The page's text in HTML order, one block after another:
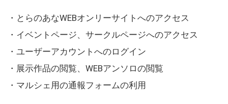
・とらのあなWEBオンリーサイトへのアクセス
・イベントページ、サークルページへのアクセス
・ユーザーアカウントへのログイン
・展示作品の閲覧、WEBアンソロの閲覧
・マルシェ用の通報フォームの利用